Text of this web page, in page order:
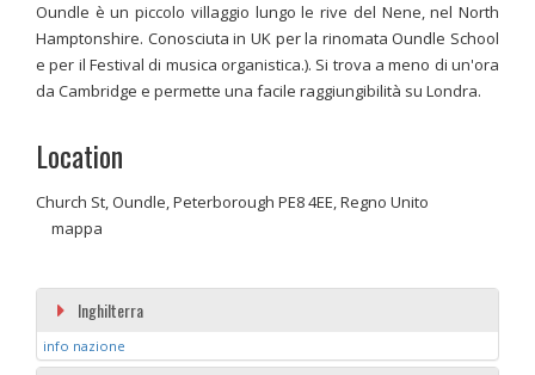
Inghilterra
info nazione
Oundle è un piccolo villaggio lungo le rive del Nene, nel North
Hamptonshire. Conosciuta in UK per la rinomata Oundle School
e per il Festival di musica organistica.). Si trova a meno di un'ora
da Cambridge e permette una facile raggiungibilità su Londra.
Location
Church St, Oundle, Peterborough PE8 4EE, Regno Unito
mappa